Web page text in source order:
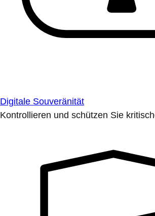
Digitale Souveränität
Kontrollieren und schützen Sie